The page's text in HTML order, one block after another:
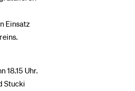
Einsatz
18.15 Uhr.
Stucki